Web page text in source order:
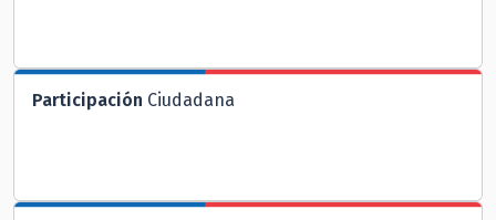
Participación Ciudadana